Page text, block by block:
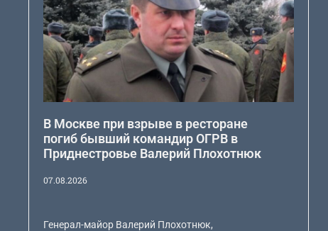
В Москве при взрыве в ресторане
погиб бывший командир ОГРВ в
Приднестровье Валерий Плохотнюк
07.08.2026
Генерал-майор Валерий Плохотнюк,